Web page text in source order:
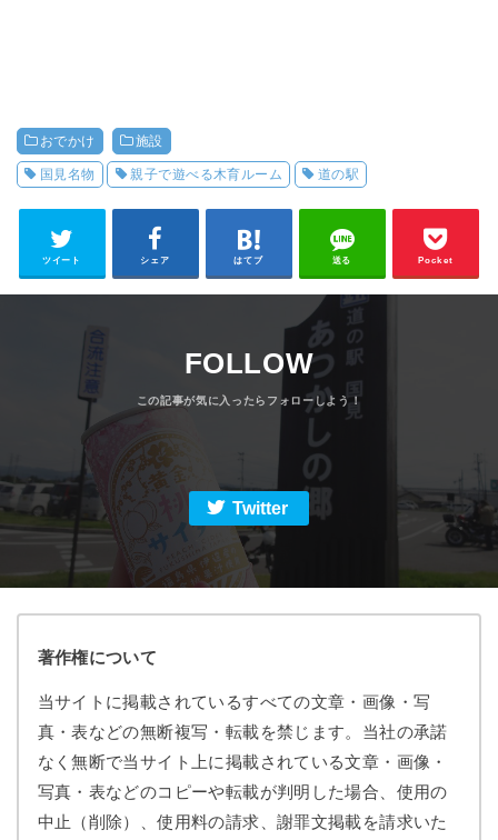
おでかけ 施設
国見名物 親子で遊べる木育ルーム 道の駅
ツイート シェア はてブ 送る Pocket
FOLLOW
Twitter
著作権について
当サイトに掲載されているすべての文章・画像・写
真・表などの無断複写・転載を禁じます。当社の承諾
なく無断で当サイト上に掲載されている文章・画像・
写真・表などのコピーや転載が判明した場合、使用の
中止（削除）、使用料の請求、謝罪文掲載を請求いた